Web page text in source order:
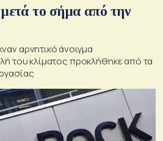
το σήμα από την
αρνητικό άνοιγμα
του κλίματος προκλήθηκε από τα